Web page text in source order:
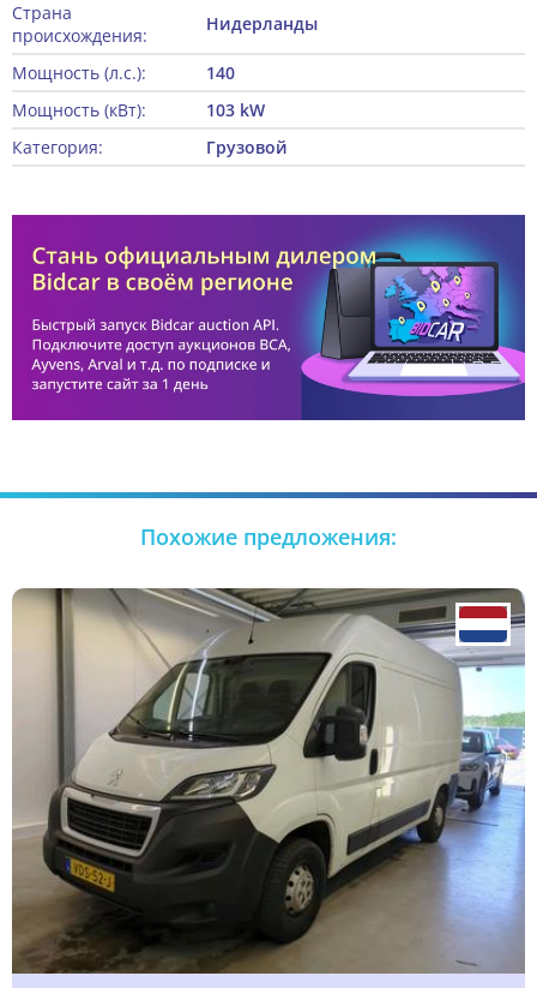
Страна
происхождения:
Нидерланды
Мощность (л.с.):
140
Мощность (кВт):
103 kW
Категория:
Грузовой
Похожие предложения: